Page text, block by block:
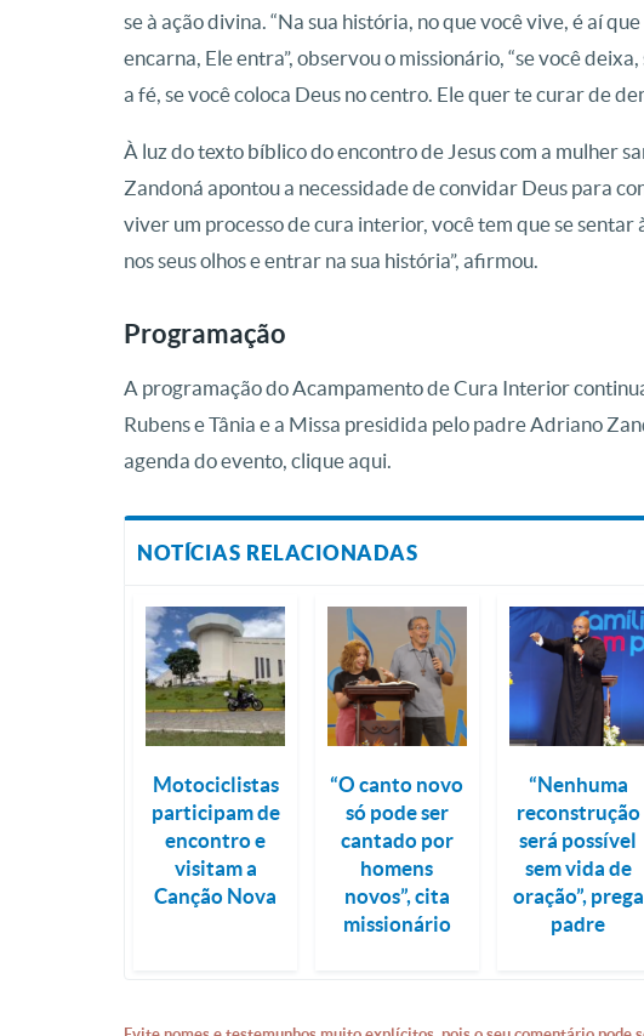
se à ação divina. “Na sua história, no que você vive, é aí
encarna, Ele entra”, observou o missionário, “se você
a fé, se você coloca Deus no centro. Ele quer te curar de
À luz do texto bíblico do encontro de Jesus com a mulher
Zandoná apontou a necessidade de convidar Deus para
viver um processo de cura interior, você tem que se sentar
nos seus olhos e entrar na sua história”, afirmou.
Programação
A programação do Acampamento de Cura Interior
Rubens e Tânia e a Missa presidida pelo padre Adriano
agenda do evento, clique aqui.
NOTÍCIAS RELACIONADAS
Motociclistas
participam de
encontro e
visitam a
Canção Nova
“O canto novo
só pode ser
cantado por
homens
novos”, cita
missionário
“Nenhuma
reconstrução
será possível
sem vida de
oração”, prega
padre